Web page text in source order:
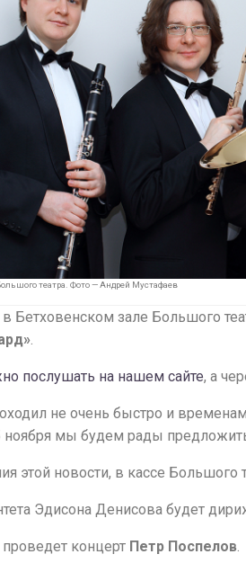
театра. Фото — Андрей Мустафаев
в Бетховенском зале Большого
.
послушать на нашем сайте, а
не очень быстро и
ноября мы будем рады
этой новости, в кассе Большого
Эдисона Денисова будет
концерт Петр Поспелов.